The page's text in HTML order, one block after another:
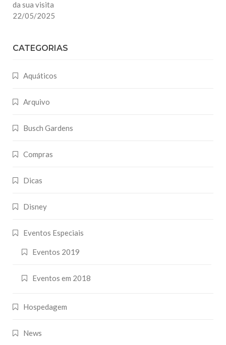
da sua visita
22/05/2025
CATEGORIAS
Aquáticos
Arquivo
Busch Gardens
Compras
Dicas
Disney
Eventos Especiais
Eventos 2019
Eventos em 2018
Hospedagem
News